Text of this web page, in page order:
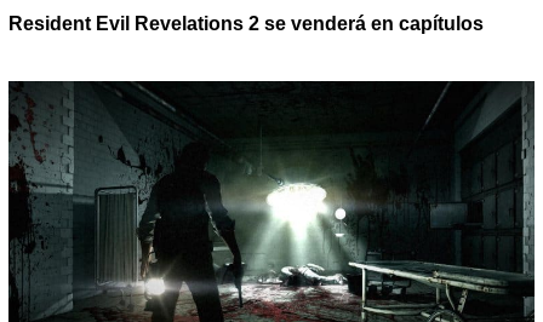
Resident Evil Revelations 2 se venderá en capítulos